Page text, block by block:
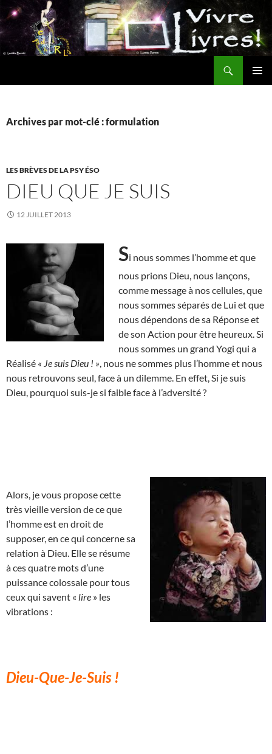
Aller
au
contenu
Archives par mot-clé : formulation
LES BRÈVES DE LA PSY ÉSO
DIEU QUE JE SUIS
12 JUILLET 2013
Si nous sommes l’homme et que
nous prions Dieu, nous lançons,
comme message à nos cellules, que
nous sommes séparés de Lui et que
nous dépendons de sa Réponse et
de son Action pour être heureux. Si
nous sommes un grand Yogi qui a
Réalisé « Je suis Dieu ! » , nous ne sommes plus l’homme et nous
nous retrouvons seul, face à un dilemme. En effet, Si je suis
Dieu, pourquoi suis-je si faible face à l’adversité ?
Alors, je vous propose cette
très vieille version de ce que
l’homme est en droit de
supposer, en ce qui concerne sa
relation à Dieu. Elle se résume
à ces quatre mots d’une
puissance colossale pour tous
ceux qui savent « lire » les
vibrations :
Dieu-Que-Je-Suis !